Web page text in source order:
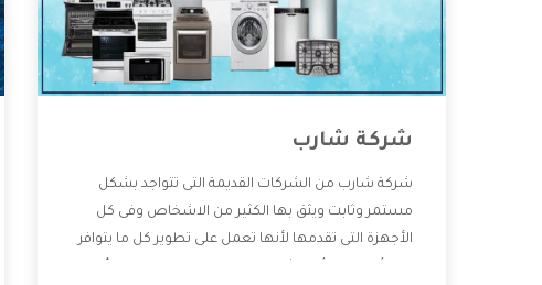
شركة شارب
شركة شارب من الشركات القديمة التى تتواجد بشكل
مستمر وثابت ويثق بها الكثير من الاشخاص وفى كل
الأجهزة التى تقدمها لأنها تعمل على تطوير كل ما يتوافر